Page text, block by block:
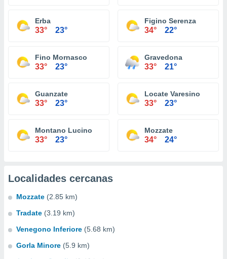
Erba
33° 23°
Figino Serenza
34° 22°
Fino Mornasco
33° 23°
Gravedona
33° 21°
Guanzate
33° 23°
Locate Varesino
33° 23°
Montano Lucino
33° 23°
Mozzate
34° 24°
Localidades cercanas
Mozzate (2.85 km)
Tradate (3.19 km)
Venegono Inferiore (5.68 km)
Gorla Minore (5.9 km)